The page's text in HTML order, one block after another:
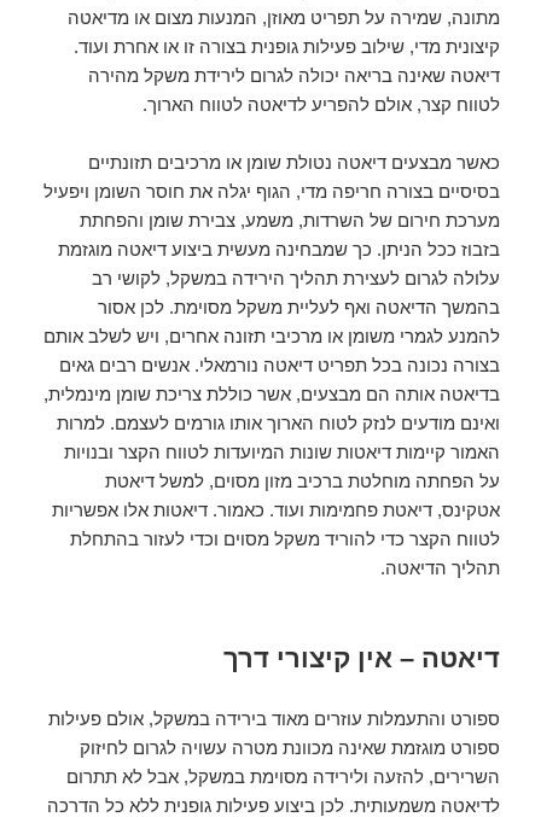
מתונה, שמירה על תפריט מאוזן, המנעות מצום או מדיאטה
קיצונית מדי, שילוב פעילות גופנית בצורה זו או אחרת ועוד.
דיאטה שאינה בריאה יכולה לגרום לירידת משקל מהירה
לטווח קצר, אולם להפריע לדיאטה לטווח הארוך.
כאשר מבצעים דיאטה נטולת שומן או מרכיבים תזונתיים
בסיסיים בצורה חריפה מדי, הגוף יגלה את חוסר השומן ויפעיל
מערכת חירום של השרדות, משמע, צבירת שומן והפחתת
בזבוז ככל הניתן. כך שמבחינה מעשית ביצוע דיאטה מוגזמת
עלולה לגרום לעצירת תהליך הירידה במשקל, לקושי רב
בהמשך הדיאטה ואף לעליית משקל מסוימת. לכן אסור
להמנע לגמרי משומן או מרכיבי תזונה אחרים, ויש לשלב אותם
בצורה נכונה בכל תפריט דיאטה נורמאלי. אנשים רבים גאים
בדיאטה אותה הם מבצעים, אשר כוללת צריכת שומן מינמלית,
ואינם מודעים לנזק לטוח הארוך אותו גורמים לעצמם. למרות
האמור קיימות דיאטות שונות המיועדות לטווח הקצר ובנויות
על הפחתה מוחלטת ברכיב מזון מסוים, למשל דיאטת
אטקינס, דיאטת פחמימות ועוד. כאמור. דיאטות אלו אפשריות
לטווח הקצר כדי להוריד משקל מסוים וכדי לעזור בהתחלת
תהליך הדיאטה.
דיאטה – אין קיצורי דרך
ספורט והתעמלות עוזרים מאוד בירידה במשקל, אולם פעילות
ספורט מוגזמת שאינה מכוונת מטרה עשויה לגרום לחיזוק
השרירים, להזעה ולירידה מסוימת במשקל, אבל לא תתרום
לדיאטה משמעותית. לכן ביצוע פעילות גופנית ללא כל הדרכה